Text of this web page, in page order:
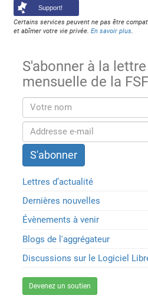
Support!
Certains services peuvent ne pas être
et abîmer votre vie privée.En savoir plus.
S'abonner à la
mensuelle de la
Lettres d’actualité
Dernières nouvelles
Évènements à venir
Blogs de l'aggrégateur
Discussions sur le Logiciel
Devenez un soutien